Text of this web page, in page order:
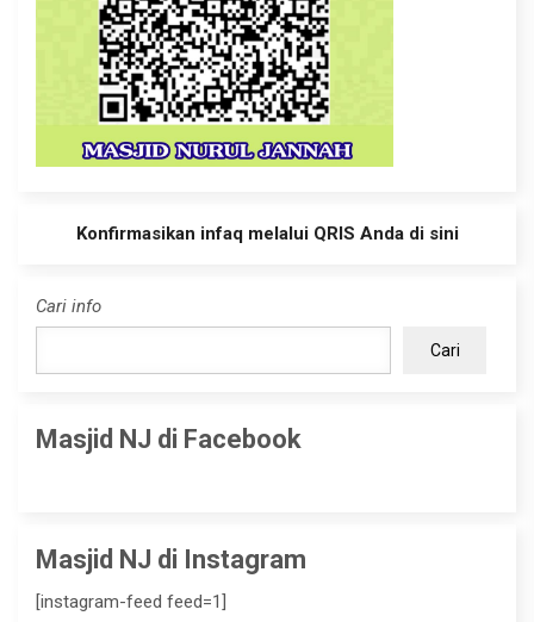
Konfirmasikan infaq melalui QRIS Anda di sini
Cari info
Cari
Masjid NJ di Facebook
Masjid NJ di Instagram
[instagram-feed feed=1]